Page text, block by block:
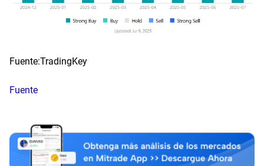
Fuente:TradingKey
Fuente